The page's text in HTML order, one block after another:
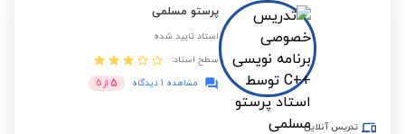
پرستو مسلمی
استاد تایید شده
سطح استاد:
مشاهده 1 دیدگاه
5 از 5
تدریس آنلاین